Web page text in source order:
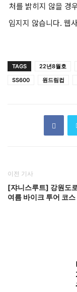
처를 밝히지 않을 경
임지지 않습니다. 웹
TAGS 22년8월호
SS600
원드림컵
이전 기사
[쟈니스루트] 강원도
여름 바이크 투어 코스